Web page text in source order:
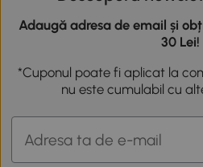
Adaugă adresa de email și
30 Lei!
*Cuponul poate fi aplicat la
nu este cumulabil cu